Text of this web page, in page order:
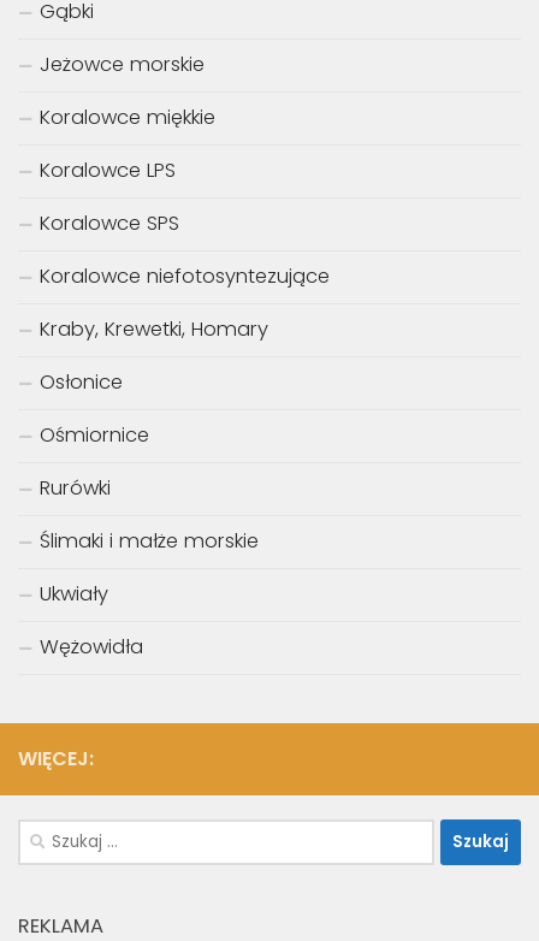
Gąbki
Jeżowce morskie
Koralowce miękkie
Koralowce LPS
Koralowce SPS
Koralowce niefotosyntezujące
Kraby, Krewetki, Homary
Osłonice
Ośmiornice
Rurówki
Ślimaki i małże morskie
Ukwiały
Wężowidła
WIĘCEJ:
Szukaj:
REKLAMA